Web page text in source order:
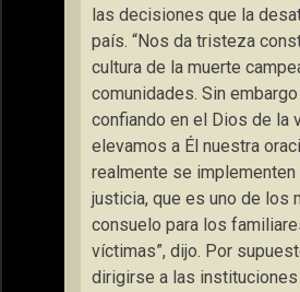
las decisiones que la
país. “Nos da tristeza
cultura de la muerte
comunidades. Sin
confiando en el Dios de la
elevamos a Él nuestra
realmente se implementen
justicia, que es uno de los
consuelo para los
víctimas”, dijo. Por
dirigirse a las instituciones